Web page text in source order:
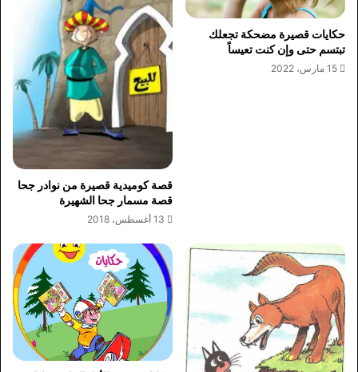
حكايات قصيرة مضحكة تجعلك
تبتسم حتى وإن كنت تعيساً
15 مارس، 2022
قصة كوميدية قصيرة من نوادر جحا
قصة مسمار جحا الشهيرة
13 أغسطس، 2018